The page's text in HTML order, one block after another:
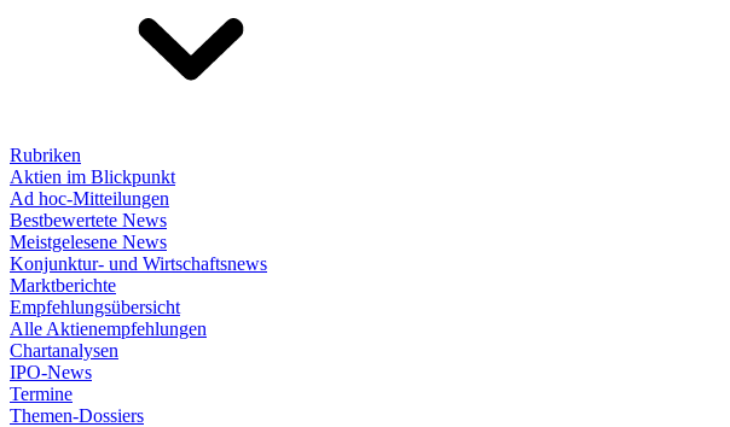
Rubriken
Aktien im Blickpunkt
Ad hoc-Mitteilungen
Bestbewertete News
Meistgelesene News
Konjunktur- und Wirtschaftsnews
Marktberichte
Empfehlungsübersicht
Alle Aktienempfehlungen
Chartanalysen
IPO-News
Termine
Themen-Dossiers